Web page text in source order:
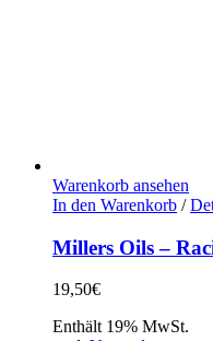
Warenkorb ansehen
In den Warenkorb /
Millers Oils –
19,50€
Enthält 19% MwSt.